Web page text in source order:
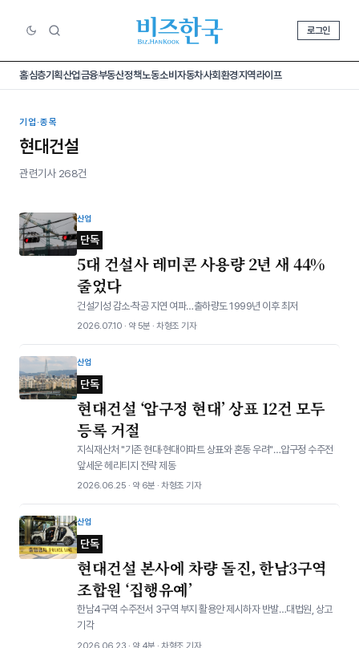
로그인
홈심층기획산업금융부동산정책노동소비 자동차사회환경지역라이프
기업·종목
현대건설
관련기사 268건
산업
단독
5대 건설사 레미콘 사용량 2년 새 44%
줄었다
건설기성 감소·착공 지연 여파…출하량도 1999년 이후 최저
2026.07.10 · 약 5분 · 차형조 기자
산업
단독
현대건설 ‘압구정 현대’ 상표 12건 모두
등록 거절
지식재산처 "기존 현대·현대아파트 상표와 혼동 우려"…압구정 수주전
앞세운 헤리티지 전략 제동
2026.06.25 · 약 6분 · 차형조 기자
산업
단독
현대건설 본사에 차량 돌진, 한남3구역
조합원 ‘집행유예’
한남4구역 수주전서 3구역 부지 활용안 제시하자 반발…대법원, 상고
기각
2026.06.23 · 약 4분 · 차형조 기자